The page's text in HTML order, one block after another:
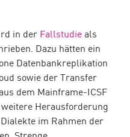
in der Fallstudie als
Dazu hätten ein
Datenbankreplikation
sowie der Transfer
dem Mainframe-ICSF
Herausforderung
im Rahmen der